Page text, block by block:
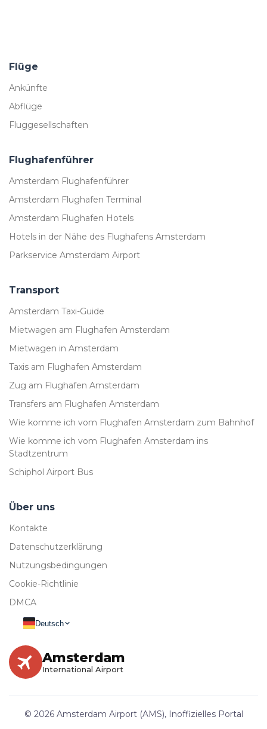
Flüge
Ankünfte
Abflüge
Fluggesellschaften
Flughafenführer
Amsterdam Flughafenführer
Amsterdam Flughafen Terminal
Amsterdam Flughafen Hotels
Hotels in der Nähe des Flughafens Amsterdam
Parkservice Amsterdam Airport
Transport
Amsterdam Taxi-Guide
Mietwagen am Flughafen Amsterdam
Mietwagen in Amsterdam
Taxis am Flughafen Amsterdam
Zug am Flughafen Amsterdam
Transfers am Flughafen Amsterdam
Wie komme ich vom Flughafen Amsterdam zum Bahnhof
Wie komme ich vom Flughafen Amsterdam ins
Stadtzentrum
Schiphol Airport Bus
Über uns
Kontakte
Datenschutzerklärung
Nutzungsbedingungen
Cookie-Richtlinie
DMCA
Deutsch
Amsterdam
International Airport
© 2026 Amsterdam Airport (AMS), Inoffizielles Portal